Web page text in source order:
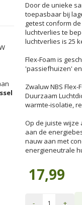
Door de unieke
toepasbaar bij
getest conform de
luchtverlies te
luchtverlies is 25
Flex-Foam is
'passiefhuizen'
Zwaluw NBS
Duurzaam
warmte-isolatie,
Op de juiste
aan de
nauw aan met
energieneutrale
17,99
- +